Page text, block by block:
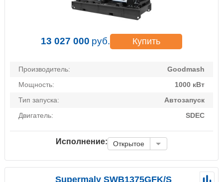
13 027 000 руб. Купить
Производитель:
Goodmash
Мощность:
1000 кВт
Тип запуска:
Автозапуск
Двигатель:
SDEC
Исполнение: Открытое
Supermaly SWB1375GFK/S